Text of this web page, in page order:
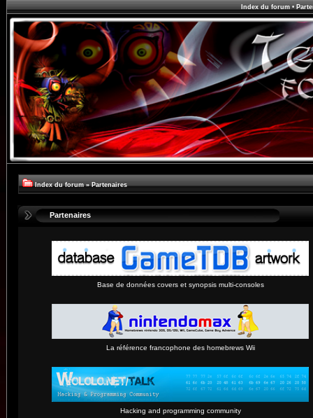
Index du forum•
Index du forum » Partenaires
Partenaires
Base de données covers et synopsis multi-consoles
La référence francophone des homebrews Wii
Hacking and programming community